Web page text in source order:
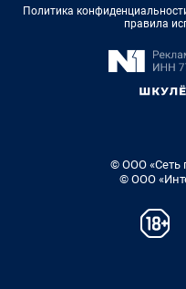
Политика
правила
© ООО «Сеть
© ООО